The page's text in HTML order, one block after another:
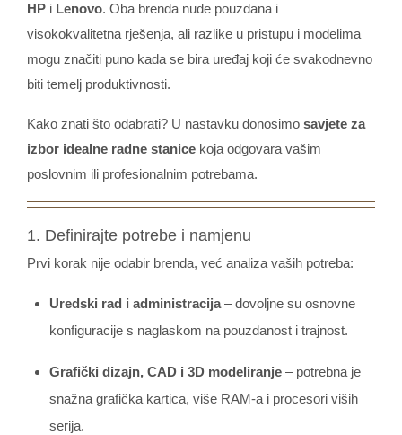
HP i Lenovo. Oba brenda nude pouzdana i
visokokvalitetna rješenja, ali razlike u pristupu i modelima
mogu značiti puno kada se bira uređaj koji će svakodnevno
biti temelj produktivnosti.
Kako znati što odabrati? U nastavku donosimo savjete za
izbor idealne radne stanice koja odgovara vašim
poslovnim ili profesionalnim potrebama.
1. Definirajte potrebe i namjenu
Prvi korak nije odabir brenda, već analiza vaših potreba:
Uredski rad i administracija– dovoljne su osnovne
konfiguracije s naglaskom na pouzdanost i trajnost.
Grafički dizajn, CAD i 3D modeliranje – potrebna je
snažna grafička kartica, više RAM-a i procesori viših
serija.